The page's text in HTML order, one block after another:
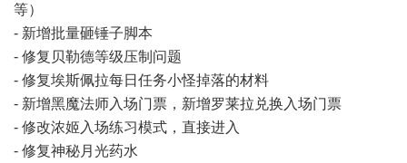
等）
- 新增批量砸锤子脚本
- 修复贝勒德等级压制问题
- 修复埃斯佩拉每日任务小怪掉落的材料
- 新增黑魔法师入场门票，新增罗莱拉兑换入场门票
- 修改浓姬入场练习模式，直接进入
- 修复神秘月光药水